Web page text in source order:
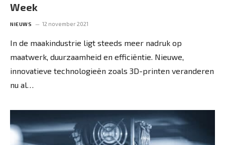
Week
NIEUWS 12 november 2021
In de maakindustrie ligt steeds meer nadruk op
maatwerk, duurzaamheid en efficiëntie. Nieuwe,
innovatieve technologieën zoals 3D-printen veranderen
nu al…